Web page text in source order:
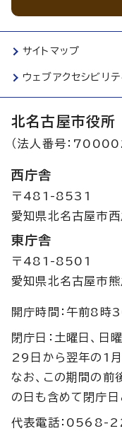
サイトマップ
ウェブアクセシビリ
北名古屋市役所
（法人番号：
西庁舎
〒481-8531
愛知県北名古屋市
東庁舎
〒481-8501
愛知県北名古屋市
開庁時間：午前8
閉庁日：土曜日、日
29日から翌年の1月
なお、この期間の前
の日も含めて閉庁日
代表電話：0568-